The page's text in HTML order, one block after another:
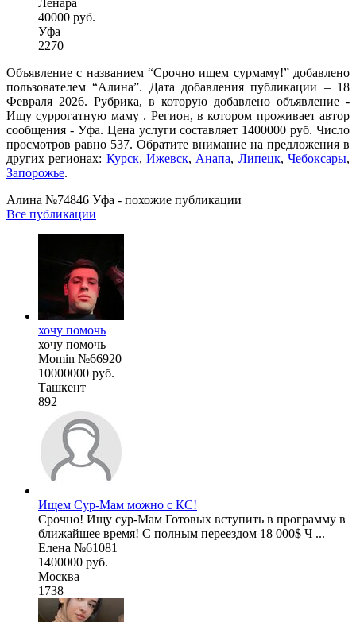
40000 руб.
Уфа
2270
Объявление с названием “Срочно ищем сурмаму!” добавлено
пользователем “Алина”. Дата добавления публикации – 18
Февраля 2026. Рубрика, в которую добавлено объявление -
Ищу суррогатную маму . Регион, в котором проживает автор
сообщения - Уфа. Цена услуги составляет 1400000 руб. Число
просмотров равно 537. Обратите внимание на предложения в
других регионах: Курск,Ижевск, Анапа, Липецк,Чебоксары,
Запорожье.
Алина №74846 Уфа - похожие публикации
Все публикации
хочу помочь
хочу помочь
Momin №66920
10000000 руб.
Ташкент
892
Ищем Сур-Мам можно с КС!
Срочно! Ищу сур-Мам Готовых вступить в программу в
ближайшее время! С полным переездом 18 000$ Ч ...
Елена №61081
1400000 руб.
Москва
1738